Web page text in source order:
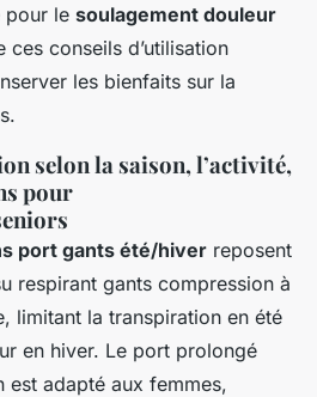
pour le soulagement douleur
conseils d’utilisation
les bienfaits sur la
selon la saison, l’activité,
pour
port gants été/hiver reposent
respirant gants compression à
limitant la transpiration en été
en hiver. Le port prolongé
est adapté aux femmes,